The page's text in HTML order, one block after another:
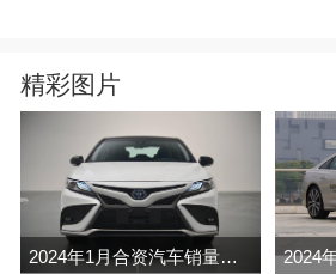
精彩图片
2024年1月合资汽车销量排行榜完整版名单(零售量